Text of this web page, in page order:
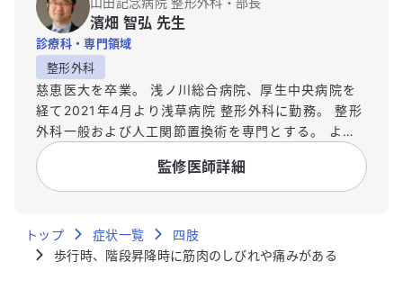
濱畑 智弘 先生
診療科・専門領域
整形外科
慈恵医大を卒業。 浅ノ川総合病院、厚生中央病院を
経て2021年4月より浅草病院 整形外科に勤務。 整形
外科一般および人工関節置換術を専門とする。 より
広い視点で医療を捉えなおすことが出来るように
2020年4月より立教大学ビジネスデザイン研究科に
入学、2022年3月に卒業しMBA取得。
監修医師詳細
トップ 症状一覧
四肢
歩行時、階段昇降時に筋肉のしびれや痛みがある